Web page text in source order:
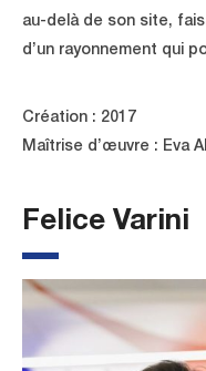
au-delà de son site,
d’un rayonnement qui
Création : 2017
Maîtrise d’œuvre : Eva
Felice Varini